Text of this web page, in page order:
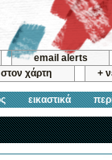
email alerts
στον χάρτη +
εικαστικά